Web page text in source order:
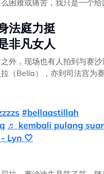
困难或痛苦，我只是一个
法庭力挺
非凡女人
外，现场也有人拍到与赛
（Bella），亦到司法宫为
#bellaastillah
♬ kembali pulang
Lyn 🤍